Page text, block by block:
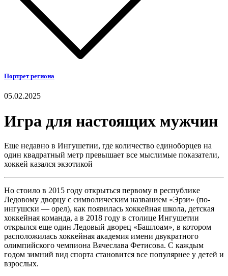
Портрет региона
05.02.2025
Игра для настоящих мужчин
Еще недавно в Ингушетии, где количество единоборцев на
один квадратный метр превышает все мыслимые показатели,
хоккей казался экзотикой
Но стоило в 2015 году открыться первому в республике
Ледовому дворцу с символическим названием «Эрзи» (по-
ингушски — орел), как появилась хоккейная школа, детская
хоккейная команда, а в 2018 году в столице Ингушетии
открылся еще один Ледовый дворец «Башлоам», в котором
расположилась хоккейная академия имени двукратного
олимпийского чемпиона Вячеслава Фетисова. С каждым
годом зимний вид спорта становится все популярнее у детей и
взрослых.